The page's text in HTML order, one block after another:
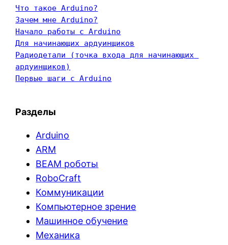
Что такое Arduino?
Зачем мне Arduino?
Начало работы с Arduino
Для начинающих ардуинщиков
Радиодетали (точка входа для начинающих
ардуинщиков)
Первые шаги с Arduino
Разделы
Arduino
ARM
BEAM роботы
RoboCraft
Коммуникации
Компьютерное зрение
Машинное обучение
Механика